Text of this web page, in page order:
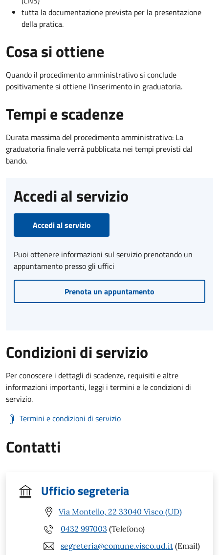
tutta la documentazione prevista per la presentazione
della pratica.
Cosa si ottiene
Quando il procedimento amministrativo si conclude
positivamente si ottiene l'inserimento in graduatoria.
Tempi e scadenze
Durata massima del procedimento amministrativo: La
graduatoria finale verrà pubblicata nei tempi previsti dal
bando.
Accedi al servizio
Accedi al servizio
Puoi ottenere informazioni sul servizio prenotando un
appuntamento presso gli uffici
Prenota un appuntamento
Condizioni di servizio
Per conoscere i dettagli di scadenze, requisiti e altre
informazioni importanti, leggi i termini e le condizioni di
servizio.
Termini e condizioni di servizio
Contatti
Ufficio segreteria
Via Montello, 22 33040 Visco (UD)
0432 997003 (Telefono)
segreteria@comune.visco.ud.it (Email)